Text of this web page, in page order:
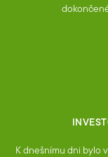
K dnešnímu dni bylo